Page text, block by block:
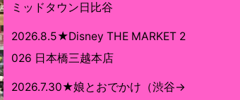
ミッドタウン日比谷
2026.8.5★Disney THE MARKET 2
026 日本橋三越本店
2026.7.30★娘とおでかけ（渋谷→